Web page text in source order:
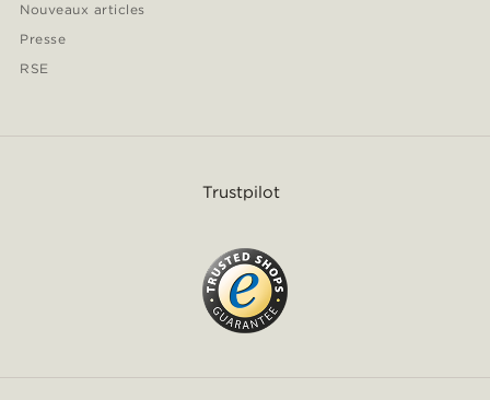
Nouveaux articles
Presse
RSE
Trustpilot